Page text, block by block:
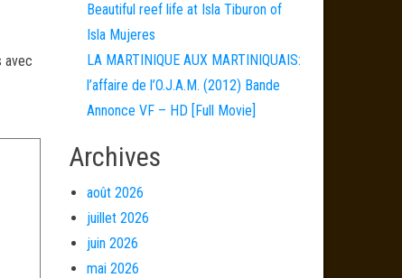
avec
Beautiful reef life at Isla Tiburon of
Isla Mujeres
LA MARTINIQUE AUX MARTINIQUAIS:
l’affaire de l’O.J.A.M. (2012) Bande
Annonce VF – HD [Full Movie]
Archives
août 2026
juillet 2026
juin 2026
mai 2026